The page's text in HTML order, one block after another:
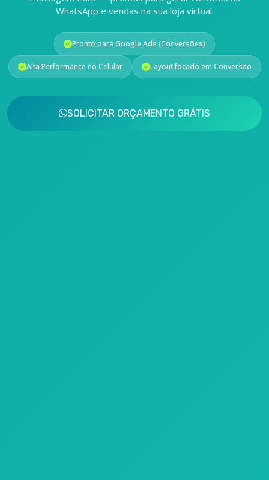
WhatsApp e vendas na sua loja virtual.
Pronto para Google Ads (Conversões)
Alta Performance no Celular Layout focado em Conversão
SOLICITAR ORÇAMENTO GRÁTIS